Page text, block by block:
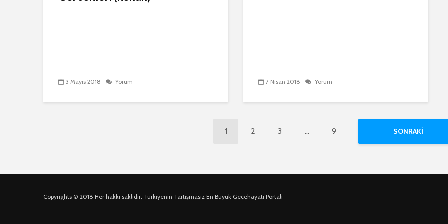
3 Mayıs 2018 Yorum 7 Nisan 2018 Yorum
1 2 3 … 9 SONRAKI
Copyrights © 2018 Her hakkı saklıdır. Türkiyenin Tartışmasız En Büyük Gecehayatı Portalı